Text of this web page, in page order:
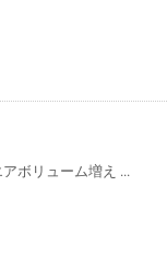
ボリューム増え ...